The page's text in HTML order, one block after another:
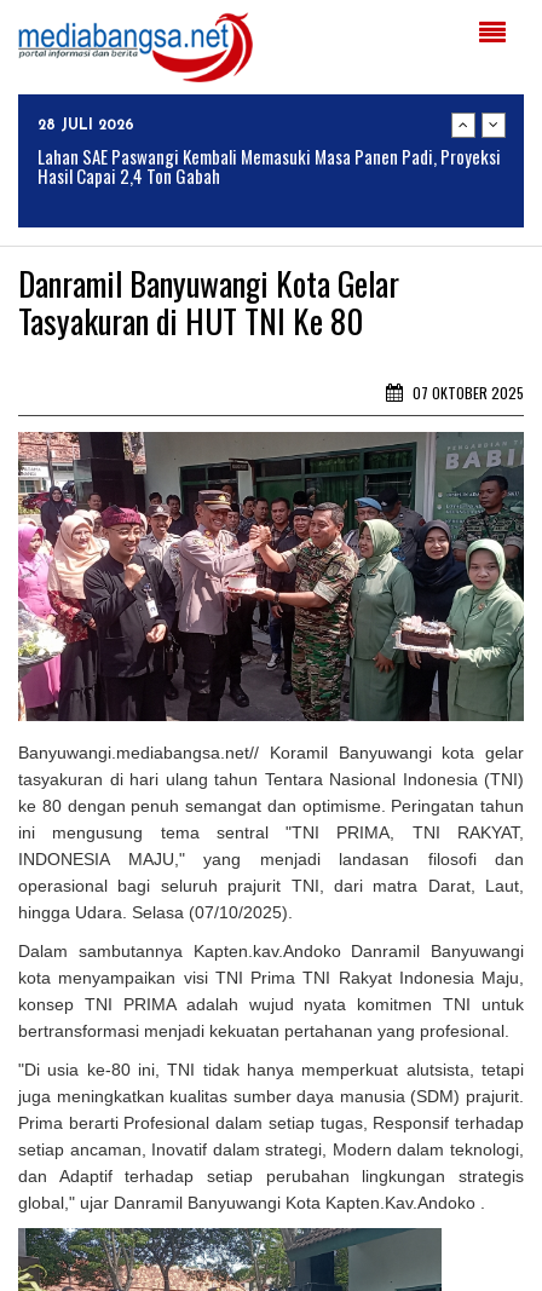
31 JULI 2026
Gagal Kelola Limbah dan Emisi, Pengelola PG Asembagus Dituntut
28 JULI 2026
Lahan SAE Paswangi Kembali Memasuki Masa Panen Padi, Proyeksi
Hasil Capai 2,4 Ton Gabah
Armed Jember, Ormas MADAS, dan Media Online Jejak-Indonesia.id
Perkuat Sinergitas Lewat Ngopi Bareng di Patrang
24 JULI 2026
04 AGUSTUS 2026
Solusi Tingkatkan Keaktifan Peserta JKN, Banyuwangi Jadi Lokasi
Uji Coba Program NADI JKN
Danramil Banyuwangi Kota Gelar
Tasyakuran di HUT TNI Ke 80
07 OKTOBER 2025
Banyuwangi.mediabangsa.net// Koramil Banyuwangi kota gelar
tasyakuran di hari ulang tahun Tentara Nasional Indonesia (TNI)
ke 80 dengan penuh semangat dan optimisme. Peringatan tahun
ini mengusung tema sentral "TNI PRIMA, TNI RAKYAT,
INDONESIA MAJU," yang menjadi landasan filosofi dan
operasional bagi seluruh prajurit TNI, dari matra Darat, Laut,
hingga Udara. Selasa (07/10/2025).
Dalam sambutannya Kapten.kav.Andoko Danramil Banyuwangi
kota menyampaikan visi TNI Prima TNI Rakyat Indonesia Maju,
konsep TNI PRIMA adalah wujud nyata komitmen TNI untuk
bertransformasi menjadi kekuatan pertahanan yang profesional.
"Di usia ke-80 ini, TNI tidak hanya memperkuat alutsista, tetapi
juga meningkatkan kualitas sumber daya manusia (SDM) prajurit.
Prima berarti Profesional dalam setiap tugas, Responsif terhadap
setiap ancaman, Inovatif dalam strategi, Modern dalam teknologi,
dan Adaptif terhadap setiap perubahan lingkungan strategis
global," ujar Danramil Banyuwangi Kota Kapten.Kav.Andoko .